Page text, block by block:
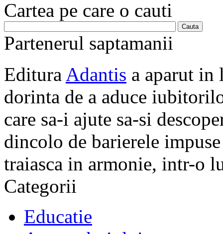
Cartea pe care o cauti
Partenerul saptamanii
Editura Adantis a aparut in
dorinta de a aduce
care sa-i ajute sa-si
dincolo de barierele
traiasca in armonie, intr-o
Categorii
Educatie